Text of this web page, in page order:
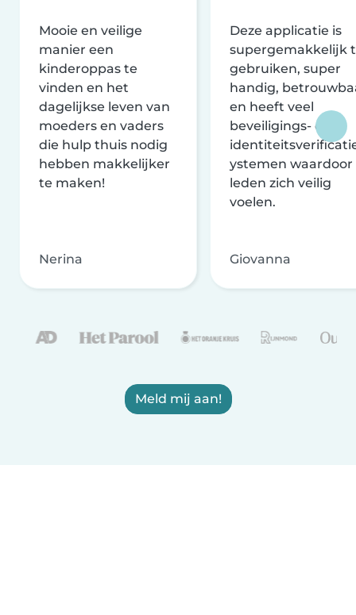
Mooie en veilige
manier een
kinderoppas te
vinden en het
dagelijkse leven van
moeders en vaders
die hulp thuis nodig
hebben makkelijker
te maken!
Nerina
Deze applicatie is
supergemakkelijk
gebruiken, super
handig,
en heeft veel
beveiligings- en
ystemen waardoor
leden zich veilig
voelen.
Giovanna
Meld mij aan!